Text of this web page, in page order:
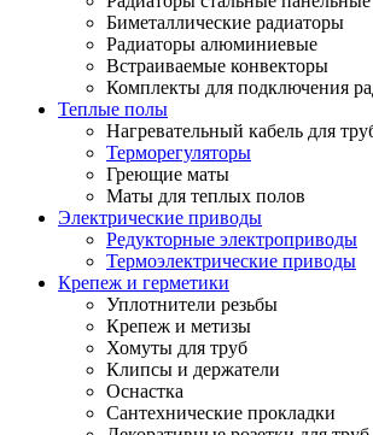
Биметаллические радиаторы
Радиаторы алюминиевые
Встраиваемые конвекторы
Комплекты для подключения
Теплые полы
Нагревательный кабель для
Терморегуляторы
Греющие маты
Маты для теплых полов
Электрические приводы
Редукторные электроприводы
Термоэлектрические приводы
Крепеж и герметики
Уплотнители резьбы
Крепеж и метизы
Хомуты для труб
Клипсы и держатели
Оснастка
Сантехнические прокладки